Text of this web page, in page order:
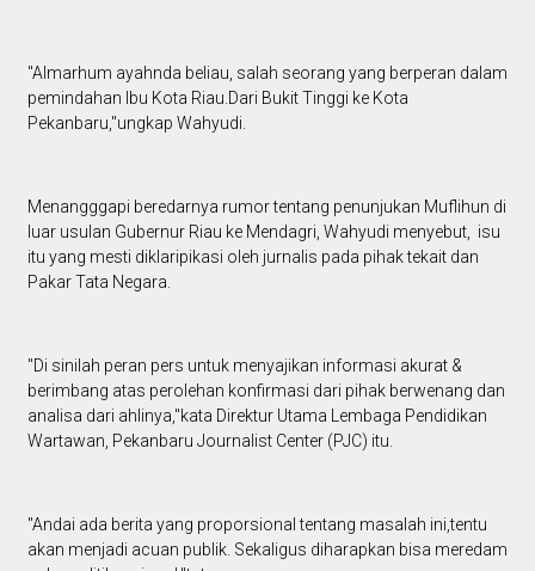
"Almarhum ayahnda beliau, salah seorang yang berperan dalam
pemindahan Ibu Kota Riau.Dari Bukit Tinggi ke Kota
Pekanbaru,"ungkap Wahyudi.
Menangggapi beredarnya rumor tentang penunjukan Muflihun di
luar usulan Gubernur Riau ke Mendagri, Wahyudi menyebut, isu
itu yang mesti diklaripikasi oleh jurnalis pada pihak tekait dan
Pakar Tata Negara.
"Di sinilah peran pers untuk menyajikan informasi akurat &
berimbang atas perolehan konfirmasi dari pihak berwenang dan
analisa dari ahlinya,"kata Direktur Utama Lembaga Pendidikan
Wartawan, Pekanbaru Journalist Center (PJC) itu.
"Andai ada berita yang proporsional tentang masalah ini,tentu
akan menjadi acuan publik. Sekaligus diharapkan bisa meredam